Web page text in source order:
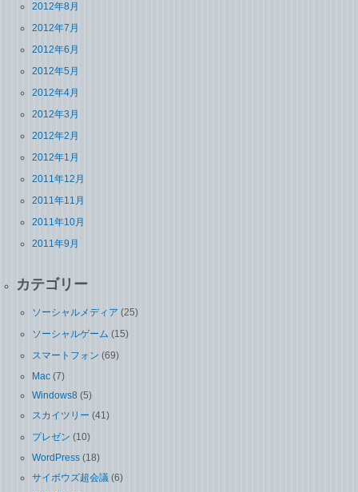
2012年8月
2012年7月
2012年6月
2012年5月
2012年4月
2012年3月
2012年2月
2012年1月
2011年12月
2011年11月
2011年10月
2011年9月
カテゴリー
ソーシャルメディア (25)
ソーシャルゲーム (15)
スマートフォン (69)
Mac (7)
Windows8 (5)
スカイツリー (41)
プレゼン (10)
WordPress (18)
サイボウズ超会議 (6)